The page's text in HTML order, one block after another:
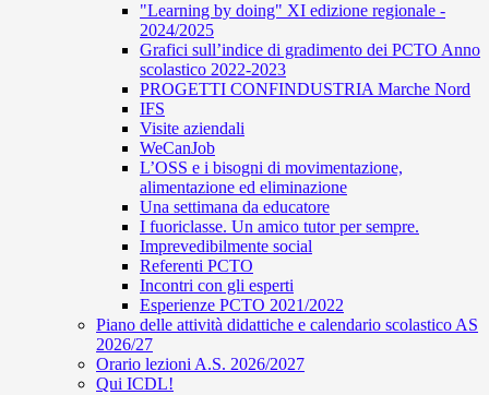
"Learning by doing" XI edizione regionale -
2024/2025
Grafici sull’indice di gradimento dei PCTO Anno
scolastico 2022-2023
PROGETTI CONFINDUSTRIA Marche Nord
IFS
Visite aziendali
WeCanJob
L’OSS e i bisogni di movimentazione,
alimentazione ed eliminazione
Una settimana da educatore
I fuoriclasse. Un amico tutor per sempre.
Imprevedibilmente social
Referenti PCTO
Incontri con gli esperti
Esperienze PCTO 2021/2022
Piano delle attività didattiche e calendario scolastico AS
2026/27
Orario lezioni A.S. 2026/2027
Qui ICDL!